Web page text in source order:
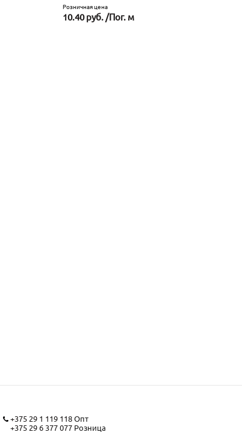
Розничная цена
10.40 руб. /Пог. м
+375 29 1 119 118Опт
+375 29 6 377 077Розница